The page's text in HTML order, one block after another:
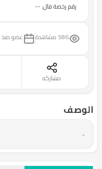
رقم رخصة فال: --
586 مشاهدة عضو منذ
مشاركه
الوصف
-